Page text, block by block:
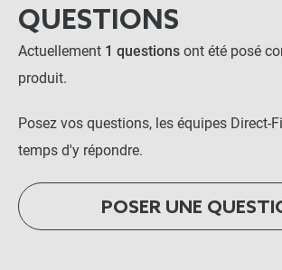
QUESTIONS
Actuellement 1 questions ont été posé
produit.
Posez vos questions, les équipes Direct-
temps d'y répondre.
POSER UNE